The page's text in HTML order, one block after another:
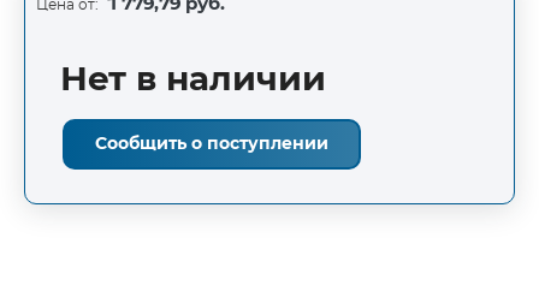
Цена от: 1 779,79 руб.
Нет в наличии
Сообщить о поступлении